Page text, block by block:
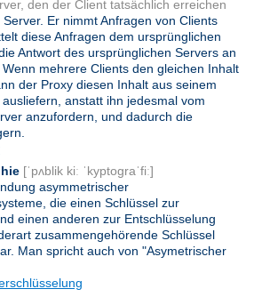
den der Client tatsächlich erreichen
Server. Er nimmt Anfragen von Clients
diese Anfragen dem ursprünglichen
Antwort des ursprünglichen Servers an
mehrere Clients den gleichen Inhalt
der Proxy diesen Inhalt aus seinem
anstatt ihn jedesmal vom
anzufordern, und dadurch die
[ˈpʌblik kiː ˈkyptograˈfiː]
asymmetrischer
die einen Schlüssel zur
einen anderen zur Entschlüsselung
zusammengehörende Schlüssel
Man spricht auch von "Asymetrischer